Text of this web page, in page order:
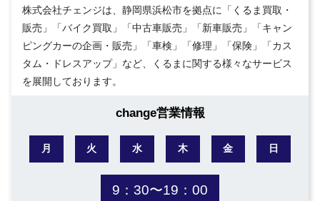
株式会社チェンジは、静岡県浜松市を拠点に「くるま買取・
販売」「バイク買取」「中古車販売」「新車販売」「キャン
ピングカーの企画・販売」「車検」「修理」「保険」「カス
タム・ドレスアップ」など、くるまに関する様々なサービス
を展開しております。
change営業情報
月 火 水 木 金 日
9：30〜19：00